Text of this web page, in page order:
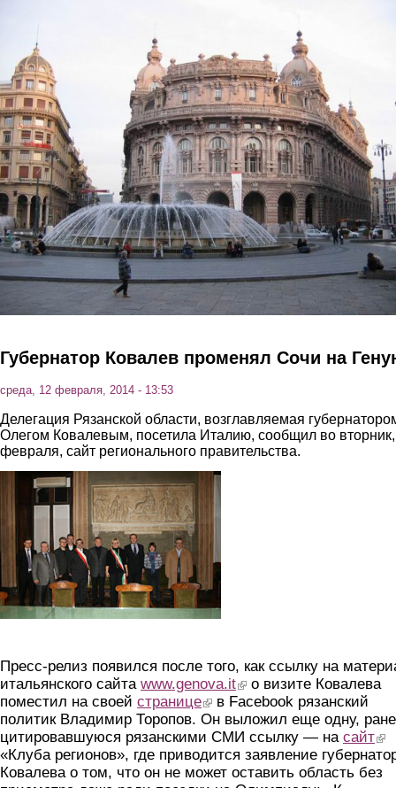
Губернатор Ковалев променял Сочи на
среда, 12 февраля, 2014 - 13:53
Делегация Рязанской области, возглавляемая
Олегом Ковалевым, посетила Италию, сообщил во
февраля, сайт регионального правительства.
genuya2.jpg
Пресс-релиз появился после того, как ссылку на
итальянского сайта www.genova.it(link is external)
о визите Ковалева
поместил на своей странице(link is external)
в Facebook рязанский
политик Владимир Торопов. Он выложил еще одну,
цитировавшуюся рязанскими СМИ ссылку — на сайт
«Клуба регионов», где приводится заявление
Ковалева о том, что он не может оставить область без